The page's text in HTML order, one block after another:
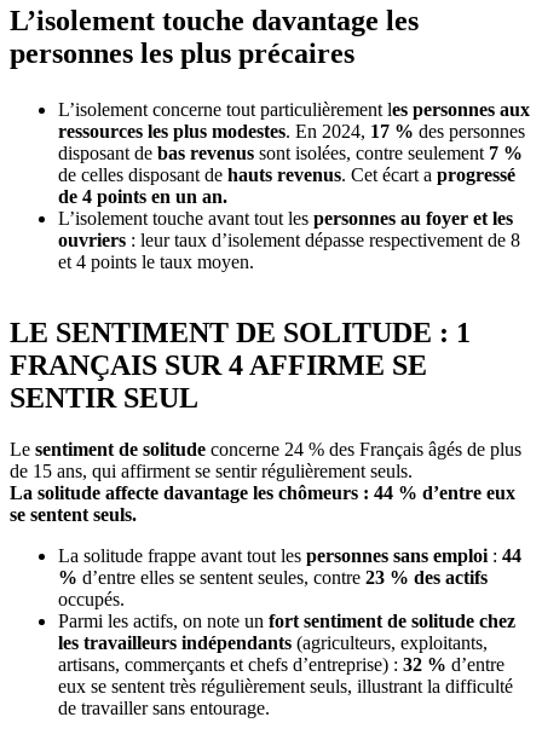
L’isolement touche davantage les
personnes les plus précaires
L’isolement concerne tout particulièrement les personnes aux
ressources les plus modestes. En 2024, 17 % des personnes
disposant de bas revenus sont isolées, contre seulement 7 %
de celles disposant de hauts revenus. Cet écart a progressé
de 4 points en un an.
L’isolement touche avant tout les personnes au foyer et les
ouvriers : leur taux d’isolement dépasse respectivement de 8
et 4 points le taux moyen.
LE SENTIMENT DE SOLITUDE : 1
FRANÇAIS SUR 4 AFFIRME SE
SENTIR SEUL
Le sentiment de solitude concerne 24 % des Français âgés de plus
de 15 ans, qui affirment se sentir régulièrement seuls.
La solitude affecte davantage les chômeurs : 44 % d’entre eux
se sentent seuls.
La solitude frappe avant tout les personnes sans emploi : 44
% d’entre elles se sentent seules, contre 23 % des actifs
occupés.
Parmi les actifs, on note un fort sentiment de solitude chez
les travailleurs indépendants (agriculteurs, exploitants,
artisans, commerçants et chefs d’entreprise) : 32 % d’entre
eux se sentent très régulièrement seuls, illustrant la difficulté
de travailler sans entourage.